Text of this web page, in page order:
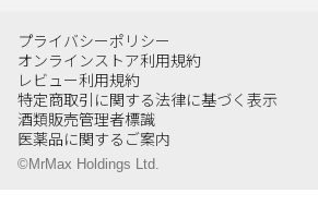
プライバシーポリシー
オンラインストア利用規約
レビュー利用規約
特定商取引に関する法律に基づく表示
酒類販売管理者標識
医薬品に関するご案内
©MrMax Holdings Ltd.